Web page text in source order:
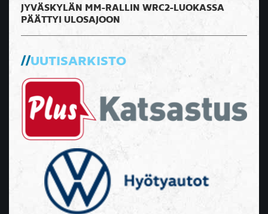
JYVÄSKYLÄN MM-RALLIN WRC2-LUOKASSA
PÄÄTTYI ULOSAJOON
UUTISARKISTO